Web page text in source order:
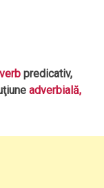
verb predicativ,
adverbială,